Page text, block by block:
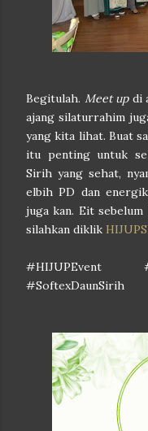
Begitulah. Meet updi
ajang silaturrahim
yang kita lihat. Buat
itu penting untuk
Sirih yang sehat,
elbih PD dan
juga kan. Eit sebelum
silahkan diklik
#HIJUPEvent
#SoftexDaunSirih